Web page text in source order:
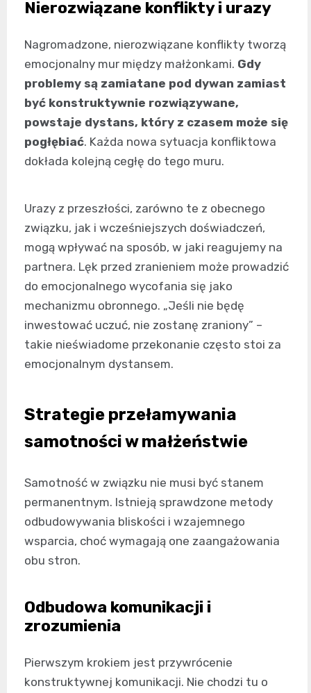
Nierozwiązane konflikty i urazy
Nagromadzone, nierozwiązane konflikty tworzą
emocjonalny mur między małżonkami. Gdy
problemy są zamiatane pod dywan zamiast
być konstruktywnie rozwiązywane,
powstaje dystans, który z czasem może się
pogłębiać. Każda nowa sytuacja konfliktowa
dokłada kolejną cegłę do tego muru.
Urazy z przeszłości, zarówno te z obecnego
związku, jak i wcześniejszych doświadczeń,
mogą wpływać na sposób, w jaki reagujemy na
partnera. Lęk przed zranieniem może prowadzić
do emocjonalnego wycofania się jako
mechanizmu obronnego. „Jeśli nie będę
inwestować uczuć, nie zostanę zraniony” –
takie nieświadome przekonanie często stoi za
emocjonalnym dystansem.
Strategie przełamywania
samotności w małżeństwie
Samotność w związku nie musi być stanem
permanentnym. Istnieją sprawdzone metody
odbudowywania bliskości i wzajemnego
wsparcia, choć wymagają one zaangażowania
obu stron.
Odbudowa komunikacji i
zrozumienia
Pierwszym krokiem jest przywrócenie
konstruktywnej komunikacji. Nie chodzi tu o